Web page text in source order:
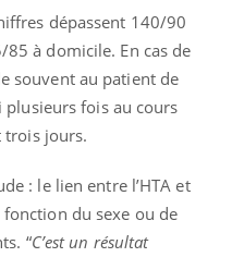
dépassent 140/90
à domicile. En cas de
souvent au patient de
plusieurs fois au cours
trois jours.
: le lien entre l’HTA et
fonction du sexe ou de
“C’est un résultat